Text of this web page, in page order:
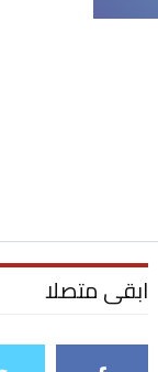
ابقى متصلا